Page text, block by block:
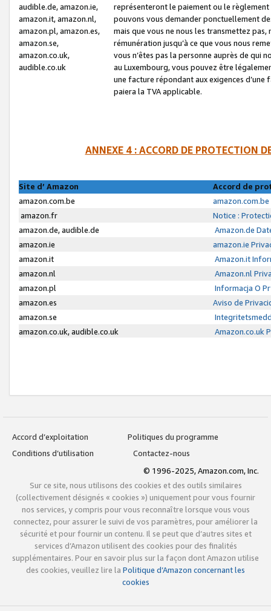
audible.de, amazon.ie,
amazon.it, amazon.nl,
amazon.pl, amazon.es,
amazon.se,
amazon.co.uk,
audible.co.uk
représenteront le paiement ou le
pouvons vous demander ponctuellement
mais que vous ne nous les transmettez
rémunération jusqu’à ce que vous nous
vous n’êtes pas la personne auprès de qui
au Luxembourg, vous pouvez être
une facture répondant aux exigences
paiera la TVA applicable.
ANNEXE 4 : ACCORD DE PROTECTION
Site d’ Amazon
Accord de
amazon.com.be
amazon.fr
Notice :
amazon.de, audible.de
Amazon.de
amazon.ie
amazon.ie
amazon.it
Amazon.it
amazon.nl
Amazon.nl
amazon.pl
Informacja O
amazon.es
Aviso de
amazon.se
amazon.co.uk, audible.co.uk
Amazon.co.uk
Accord d’exploitation
Politiques du programme
Conditions d’utilisation
Contactez-nous
© 1996-2025, Amazon.com, Inc.
Sur ce site, nous utilisons des cookies et des outils similaires
(collectivement désignés « cookies ») uniquement pour vous fournir
nos services, y compris pour vous reconnaître lorsque vous vous
connectez, pour assurer le suivi de vos paramètres, pour améliorer la
sécurité et pour fournir un contenu. Il se peut que d’autres sites et
services d’Amazon utilisent des cookies pour des finalités
supplémentaires. Pour en savoir plus sur la façon dont Amazon utilise
des cookies, veuillez lire la Politique d’Amazon concernant les
cookies